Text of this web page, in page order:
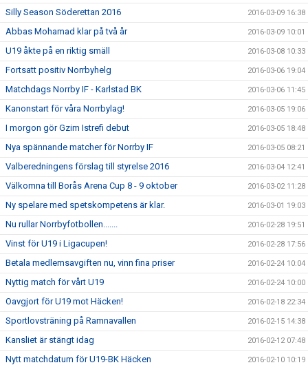
Silly Season Söderettan 2016 2016-03-09 16:38
Abbas Mohamad klar på två år 2016-03-09 10:01
U19 åkte på en riktig smäll 2016-03-08 10:33
Fortsatt positiv Norrbyhelg 2016-03-06 19:04
Matchdags Norrby IF - Karlstad BK 2016-03-06 11:45
Kanonstart för våra Norrbylag! 2016-03-05 19:06
I morgon gör Gzim Istrefi debut 2016-03-05 18:48
Nya spännande matcher för Norrby IF 2016-03-05 08:21
Valberedningens förslag till styrelse 2016 2016-03-04 12:41
Välkomna till Borås Arena Cup 8 - 9 oktober 2016-03-02 11:28
Ny spelare med spetskompetens är klar. 2016-03-01 19:03
Nu rullar Norrbyfotbollen....... 2016-02-28 19:51
Vinst för U19 i Ligacupen! 2016-02-28 17:56
Betala medlemsavgiften nu, vinn fina priser 2016-02-24 10:04
Nyttig match för vårt U19 2016-02-24 10:00
Oavgjort för U19 mot Häcken! 2016-02-18 22:34
Sportlovsträning på Ramnavallen 2016-02-15 14:38
Kansliet är stängt idag 2016-02-12 07:48
Nytt matchdatum för U19-BK Häcken 2016-02-10 10:19